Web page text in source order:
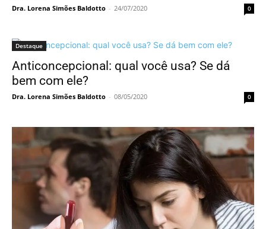
Dra. Lorena Simões Baldotto - 24/07/2020 0
Destaque
Anticoncepcional: qual você usa? Se dá
bem com ele?
Dra. Lorena Simões Baldotto - 08/05/2020 0